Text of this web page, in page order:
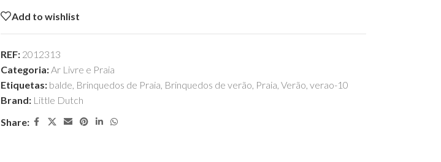
Add to wishlist
REF: 2012313
Categoria:Ar Livre e Praia
Etiquetas: balde, Brinquedos de Praia, Brinquedos de verão, Praia, Verão, verao-10
Brand: Little Dutch
Share: